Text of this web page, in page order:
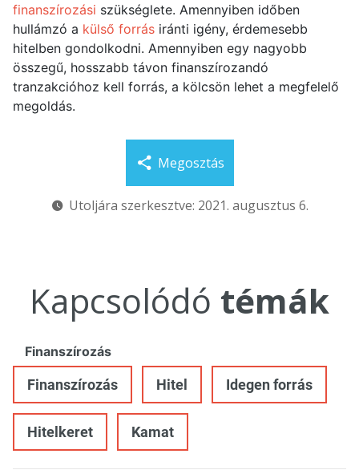
finanszírozási szükséglete. Amennyiben időben
hullámzó a külső forrás iránti igény, érdemesebb
hitelben gondolkodni. Amennyiben egy nagyobb
összegű, hosszabb távon finanszírozandó
tranzakcióhoz kell forrás, a kölcsön lehet a megfelelő
megoldás.
Megosztás
Utoljára szerkesztve: 2021. augusztus 6.
Kapcsolódó témák
Finanszírozás
Finanszírozás Hitel Idegen forrás
Hitelkeret Kamat